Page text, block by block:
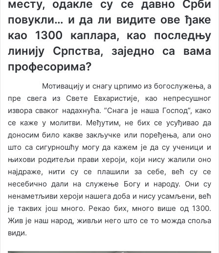
месту, одакле су се давно Срби
повукли… и да ли видите ове ђаке
као 1300 каплара, као последњу
линију Српства, заједно са вама
професорима?
Мотивацију и снагу црпимо из богослужења, а
пре свега из Свете Евхаристије, као непресушног
извора сваког надахнућа. ”Снага је наша Господ”, како
се каже у молитви. Међутим, не бих се усуђивао да
доносим било какве закључке или поређења, али оно
што са сигурношћу могу да кажем је да су ученици и
њихови родитељи прави хероји, који нису жалили оно
најдраже, нити су се плашили за себе, већ су се
несебично дали на служење Богу и народу. Они су
ненаметљиви хероји нашега доба и нису усамљени, већ
је таквих још много. Рекао бих, много више од 1300.
Жив је наш народ, живљи него што се то можда споља
види.